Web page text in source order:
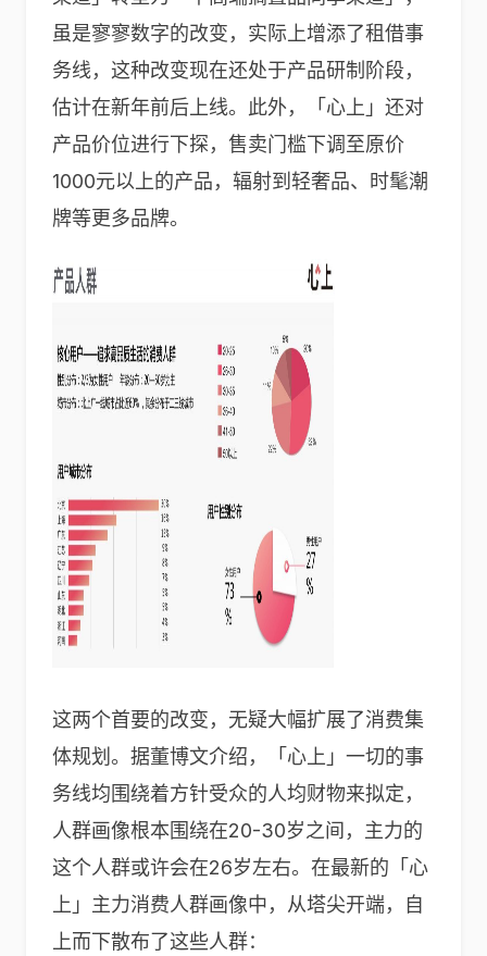
虽是寥寥数字的改变，实际上增添了租借事
务线，这种改变现在还处于产品研制阶段，
估计在新年前后上线。此外，「心上」还对
产品价位进行下探，售卖门槛下调至原价
1000元以上的产品，辐射到轻奢品、时髦潮
牌等更多品牌。
这两个首要的改变，无疑大幅扩展了消费集
体规划。据董博文介绍，「心上」一切的事
务线均围绕着方针受众的人均财物来拟定，
人群画像根本围绕在20-30岁之间，主力的
这个人群或许会在26岁左右。在最新的「心
上」主力消费人群画像中，从塔尖开端，自
上而下散布了这些人群：